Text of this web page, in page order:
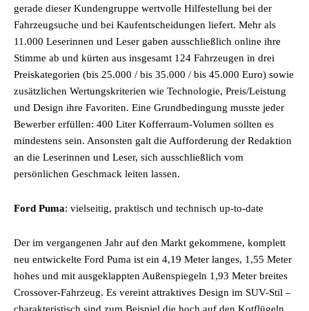
gerade dieser Kundengruppe wertvolle Hilfestellung bei der
Fahrzeugsuche und bei Kaufentscheidungen liefert. Mehr als
11.000 Leserinnen und Leser gaben ausschließlich online ihre
Stimme ab und kürten aus insgesamt 124 Fahrzeugen in drei
Preiskategorien (bis 25.000 / bis 35.000 / bis 45.000 Euro) sowie
zusätzlichen Wertungskriterien wie Technologie, Preis/Leistung
und Design ihre Favoriten. Eine Grundbedingung musste jeder
Bewerber erfüllen: 400 Liter Kofferraum-Volumen sollten es
mindestens sein. Ansonsten galt die Aufforderung der Redaktion
an die Leserinnen und Leser, sich ausschließlich vom
persönlichen Geschmack leiten lassen.
Ford Puma: vielseitig, praktisch und technisch up-to-date
Der im vergangenen Jahr auf den Markt gekommene, komplett
neu entwickelte Ford Puma ist ein 4,19 Meter langes, 1,55 Meter
hohes und mit ausgeklappten Außenspiegeln 1,93 Meter breites
Crossover-Fahrzeug. Es vereint attraktives Design im SUV-Stil –